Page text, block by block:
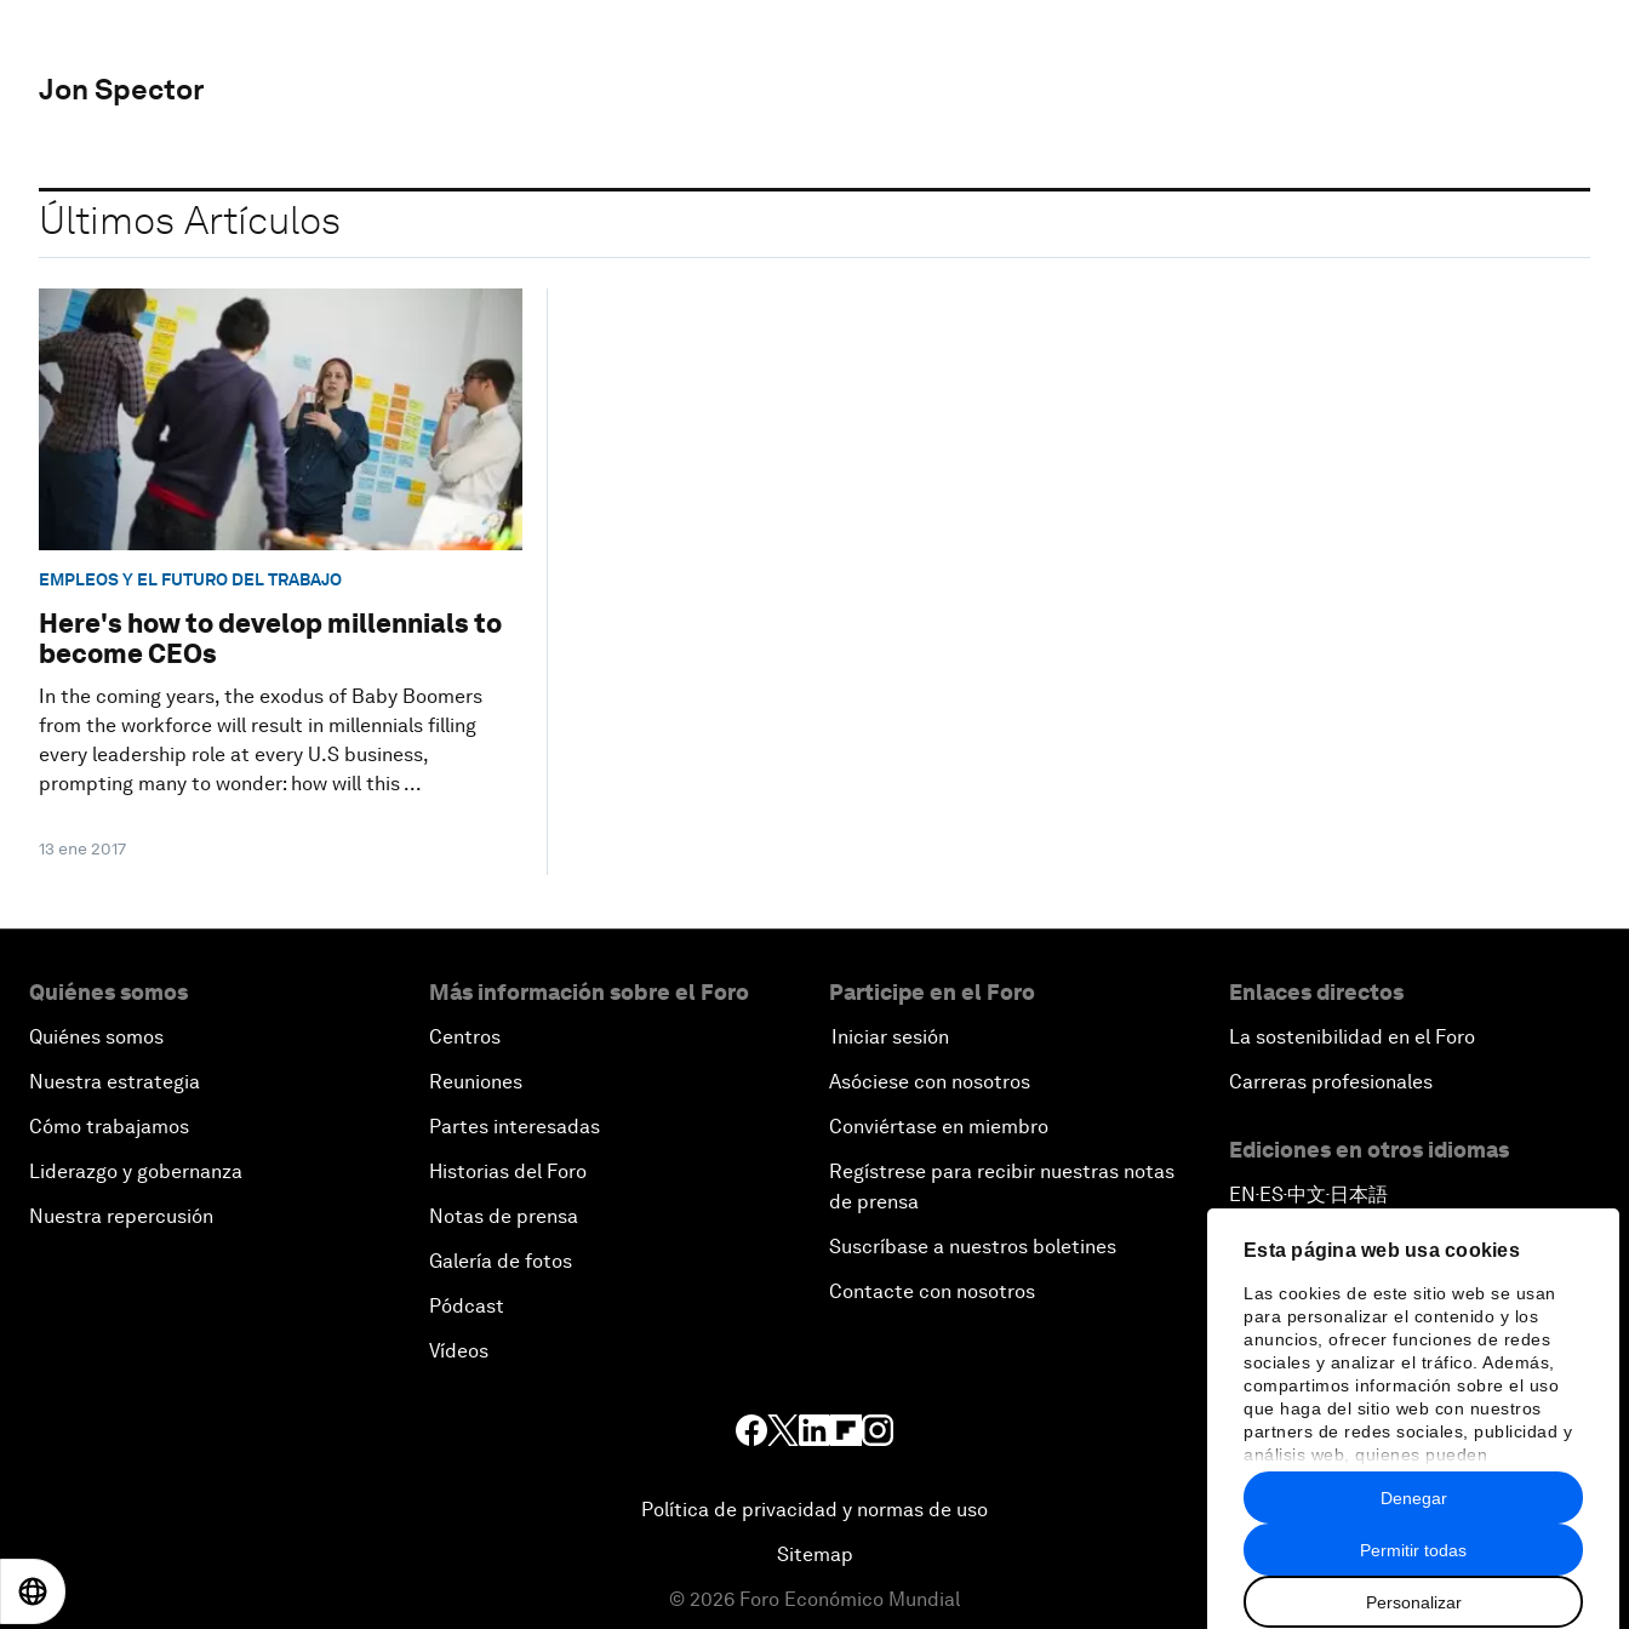
Esta página web usa cookies
Las cookies de este sitio web se usan
para personalizar el contenido y los
anuncios, ofrecer funciones de redes
sociales y analizar el tráfico. Además,
compartimos información sobre el uso
que haga del sitio web con nuestros
partners de redes sociales, publicidad y
análisis web, quienes pueden
combinarla con otra información que les
haya proporcionado o que hayan
recopilado a partir del uso que haya
hecho de sus servicios.
Permitir todas
Personalizar
Denegar
Jon Spector
Últimos Artículos
EMPLEOS Y EL FUTURO DEL TRABAJO
Here's how to develop millennials to
become CEOs
In the coming years, the exodus of Baby Boomers
from the workforce will result in millennials filling
every leadership role at every U.S business,
prompting many to wonder: how will this ...
13 ene 2017
Quiénes somos
Quiénes somos
Nuestra estrategia
Cómo trabajamos
Liderazgo y gobernanza
Nuestra repercusión
Más información sobre el Foro
Centros
Reuniones
Partes interesadas
Historias del Foro
Notas de prensa
Galería de fotos
Pódcast
Vídeos
Participe en el Foro
Iniciar sesión
Asóciese con nosotros
Conviértase en miembro
Regístrese para recibir nuestras notas
de prensa
Suscríbase a nuestros boletines
Contacte con nosotros
Enlaces directos
La sostenibilidad en el Foro
Carreras profesionales
Ediciones en otros idiomas
EN ▪ ES▪中文▪ 日本語
Política de privacidad y normas de uso
Sitemap
© 2026 Foro Económico Mundial